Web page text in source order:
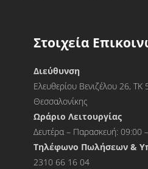
Στοιχεία
Διεύθυνση
Ελευθερίου Βενιζέλου 26,
Θεσσαλονίκης
Ωράριο Λειτουργίας
Δευτέρα – Παρασκευή: 09:00
Τηλέφωνο Πωλήσεων &
2310 66 16 04